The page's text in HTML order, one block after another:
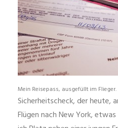
Mein Reisepass, ausgefüllt im Flieger.
Sicherheitscheck, der heute,
Flügen nach New York,